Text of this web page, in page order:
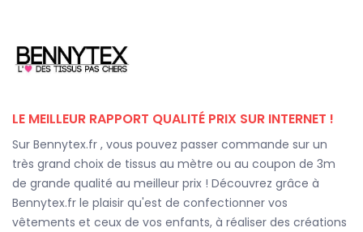
LE MEILLEUR RAPPORT QUALITÉ PRIX SUR INTERNET !
Sur Bennytex.fr , vous pouvez passer commande sur un
très grand choix de tissus au mètre ou au coupon de 3m
de grande qualité au meilleur prix ! Découvrez grâce à
Bennytex.fr le plaisir qu'est de confectionner vos
vêtements et ceux de vos enfants, à réaliser des créations